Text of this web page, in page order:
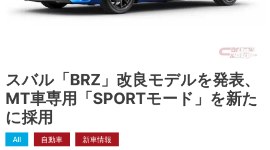
スバル「BRZ」改良モデルを発表、
MT車専用「SPORTモード」を新た
に採用
All 自動車 新車情報